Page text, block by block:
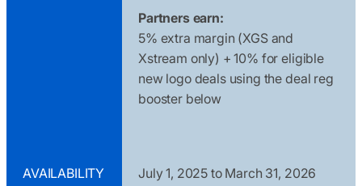
Partners earn:
5% extra margin (XGS and
Xstream only) + 10% for eligible
new logo deals using the deal reg
booster below
AVAILABILITY July 1, 2025 to March 31, 2026